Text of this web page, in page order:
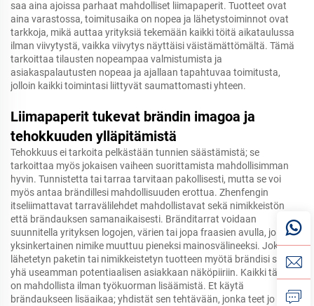
saa aina ajoissa parhaat mahdolliset liimapaperit. Tuotteet ovat
aina varastossa, toimitusaika on nopea ja lähetystoiminnot ovat
tarkkoja, mikä auttaa yrityksiä tekemään kaikki töitä aikataulussa
ilman viivytystä, vaikka viivytys näyttäisi väistämättömältä. Tämä
tarkoittaa tilausten nopeampaa valmistumista ja
asiakaspalautusten nopeaa ja ajallaan tapahtuvaa toimitusta,
jolloin kaikki toimintasi liittyvät saumattomasti yhteen.
Liimapaperit tukevat brändin imagoa ja
tehokkuuden ylläpitämistä
Tehokkuus ei tarkoita pelkästään tunnien säästämistä; se
tarkoittaa myös jokaisen vaiheen suorittamista mahdollisimman
hyvin. Tunnistetta tai tarraa tarvitaan pakollisesti, mutta se voi
myös antaa brändillesi mahdollisuuden erottua. Zhenfengin
itseliimattavat tarravälilehdet mahdollistavat sekä nimikkeistön
että brändauksen samanaikaisesti. Bränditarrat voidaan
suunnitella yrityksen logojen, värien tai jopa fraasien avulla, jolloin
yksinkertainen nimike muuttuu pieneksi mainosvälineeksi. Jokaisen
lähetetyn paketin tai nimikkeistetyn tuotteen myötä brändisi saa
yhä useamman potentiaalisen asiakkaan näköpiiriin. Kaikki tämä
on mahdollista ilman työkuorman lisäämistä. Et käytä
brändaukseen lisäaikaa; yhdistät sen tehtävään, jonka teet jo